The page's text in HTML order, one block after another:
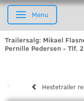
Skifte navigation
Menu
Trailersalg: Mikael
Pernille Pedersen - Tlf.
Hestetrailer